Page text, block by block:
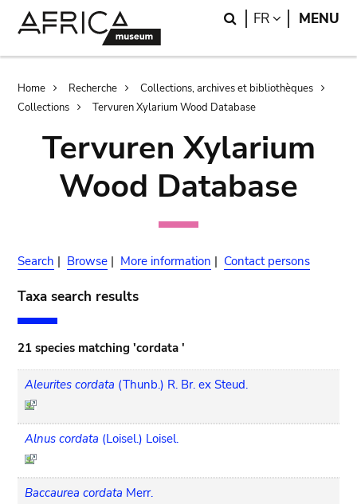
Search
FR LANGUAGE
MENU
Breadcrumb
Home Recherche
Collections, archives et bibliothèques
Collections
Tervuren Xylarium Wood Database
Tervuren Xylarium
Wood Database
Search | Browse | More information | Contact persons
Taxa search results
21 species matching 'cordata '
Aleurites cordata (Thunb.) R. Br. ex Steud.
Alnus cordata (Loisel.) Loisel.
Baccaurea cordata Merr.